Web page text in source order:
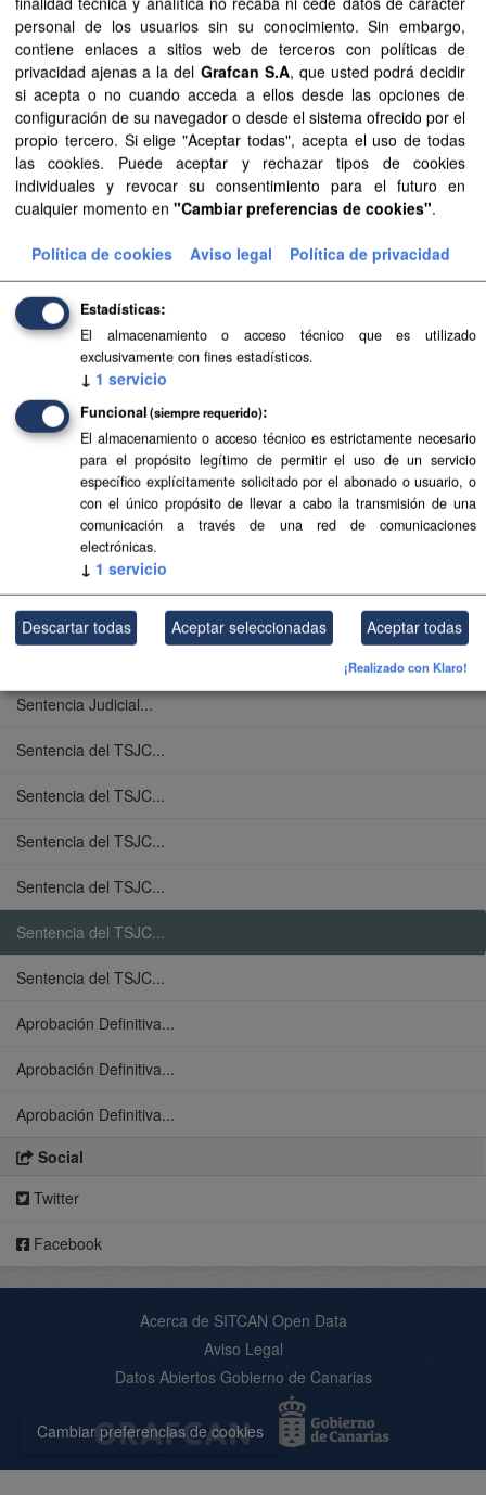
Cambiar preferencias de cookies
Recursos
Aprobación Definitiva...
Aprobación Definitiva...
Aprobación Definitiva...
Aprobación Definitiva...
Texto Refundido de...
Texto Refundido de...
Texto Refundido de...
Levantamiento de...
Documentos de...
Levantamiento de...
Sentencia Judicial...
Sentencia Judicial...
Sentencia del TSJC...
Sentencia del TSJC...
Sentencia del TSJC...
Sentencia del TSJC...
Sentencia del TSJC...
Sentencia del TSJC...
Aprobación Definitiva...
Aprobación Definitiva...
Aprobación Definitiva...
Social
Twitter
Facebook
Mostrar más
Acerca de SITCAN Open Data
Aviso Legal
Datos Abiertos Gobierno de Canarias
personal de los usuarios sin su conocimiento. Sin embargo,
contiene enlaces a sitios web de terceros con políticas de
privacidad ajenas a la del Grafcan S.A, que usted podrá decidir
si acepta o no cuando acceda a ellos desde las opciones de
configuración de su navegador o desde el sistema ofrecido por el
propio tercero. Si elige "Aceptar todas", acepta el uso de todas
las cookies. Puede aceptar y rechazar tipos de cookies
individuales y revocar su consentimiento para el futuro en
cualquier momento en "Cambiar preferencias de cookies".
Política de cookies Aviso legal Política de privacidad
Estadísticas
El almacenamiento o acceso técnico que es utilizado
exclusivamente con fines estadísticos.
↓ 1 servicio
Funcional (siempre requerido)
El almacenamiento o acceso técnico es estrictamente necesario
para el propósito legítimo de permitir el uso de un servicio
específico explícitamente solicitado por el abonado o usuario, o
con el único propósito de llevar a cabo la transmisión de una
comunicación a través de una red de comunicaciones
electrónicas.
↓ 1 servicio
Descartar todas Aceptar seleccionadas Aceptar todas
¡Realizado con Klaro!